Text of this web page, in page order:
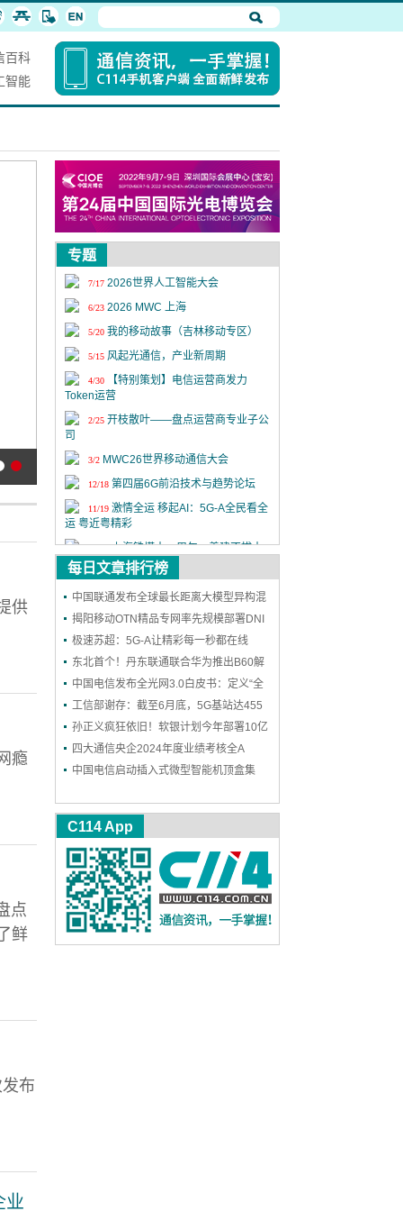
百科
智能
虚商“卷土重来” 移动物联网业务转售胜算几何？
供
瘾
点
鲜
布
业
专题
7/17 2026世界人工智能大会
6/23 2026 MWC 上海
5/20 我的移动故事（吉林移动专区）
5/15 风起光通信，产业新周期
4/30
【特别策划】电信运营商发力
Token运营
2/25 开枝散叶——盘点运营商专业子公
司
3/2 MWC26世界移动通信大会
12/18 第四届6G前沿技术与趋势论坛
11/19 激情全运 移起AI：5G-A全民看全
运 粤近粤精彩
11/18 上海铁塔十一周年：善建不拔十
一载，锐意进取向未来
9/9 第二十六届中国国际光电博览会
每日文章排行榜
中国联通发布全球最长距离大模型异构混
训成果
揭阳移动OTN精品专网率先规模部署DNI
保护，实现高可靠能力再升级
极速苏超：5G-A让精彩每一秒都在线
东北首个！丹东联通联合华为推出B60解
决方案，一站式护航企业网络和安防
中国电信发布全光网3.0白皮书：定义“全
光智联”，2030年能力基本达成
工信部谢存：截至6月底，5G基站达455
万个 5G用户达11.18亿户
孙正义疯狂依旧！软银计划今年部署10亿
个AI智能体
四大通信央企2024年度业绩考核全A
中国电信启动插入式微型智能机顶盒集
C114 App